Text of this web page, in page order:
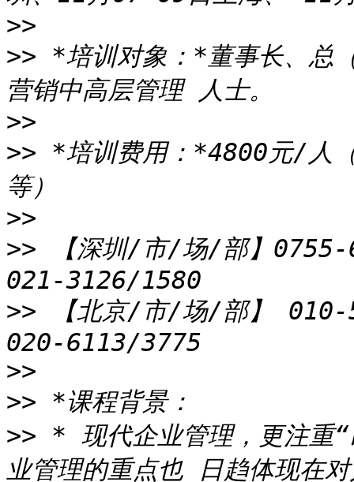
>>
>> *培训对象：*董事长、总
>>
>> *培训费用：*4800元/人
>>
>> 【深圳/市/场/部】
>> 【北京/市/场/部】
>>
>>
>> * 现代企业管理，更注重